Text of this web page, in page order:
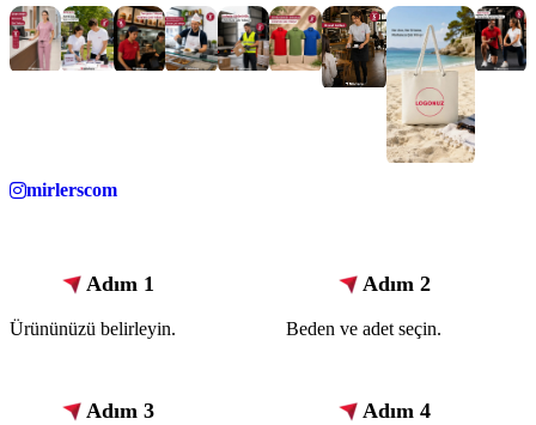
mirlerscom
Adım 1
Ürününüzü belirleyin.
Adım 2
Beden ve adet seçin.
Adım 3 Adım 4